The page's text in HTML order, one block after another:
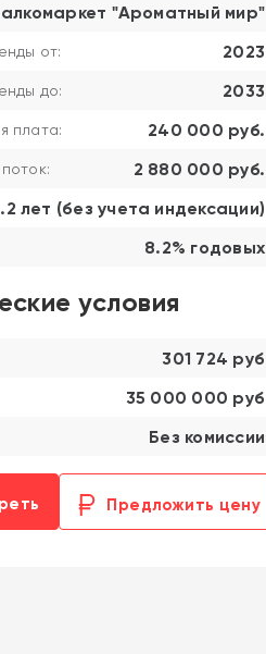
алкомаркет "Ароматный мир"
от: 2023
до: 2033
плата: 240 000 руб.
2 880 000 руб.
лет (без учета индексации)
8.2% годовых
условия
301 724 руб
35 000 000 руб
Без комиссии
Предложить цену